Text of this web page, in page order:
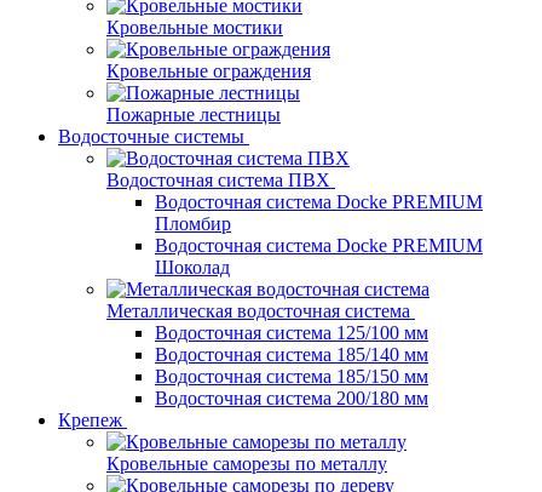
Кровельные мостики
Кровельные ограждения
Пожарные лестницы
Водосточные системы
Водосточная система ПВХ
Водосточная система Docke PREMIUM
Пломбир
Водосточная система Docke PREMIUM
Шоколад
Металлическая водосточная система
Водосточная система 125/100 мм
Водосточная система 185/140 мм
Водосточная система 185/150 мм
Водосточная система 200/180 мм
Крепеж
Кровельные саморезы по металлу